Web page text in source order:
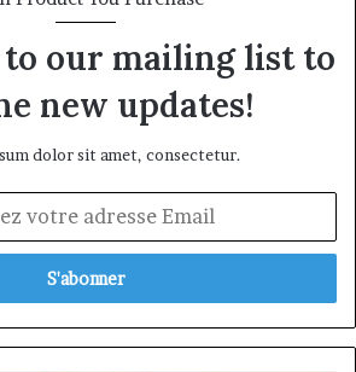
to our mailing list to
new updates!
dolor sit amet, consectetur.